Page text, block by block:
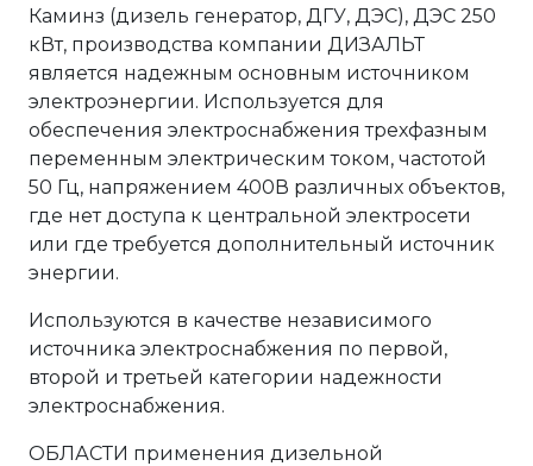
Каминз (дизель генератор, ДГУ, ДЭС), ДЭС 250
кВт, производства компании ДИЗАЛЬТ
является надежным основным источником
электроэнергии. Используется для
обеспечения электроснабжения трехфазным
переменным электрическим током, частотой
50 Гц, напряжением 400В различных объектов,
где нет доступа к центральной электросети
или где требуется дополнительный источник
энергии.
Используются в качестве независимого
источника электроснабжения по первой,
второй и третьей категории надежности
электроснабжения.
ОБЛАСТИ применения дизельной